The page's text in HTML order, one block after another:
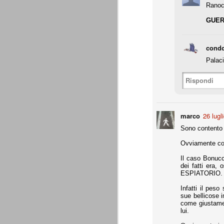
Rispondi
marco 26
Sono
Ovviamente
Il caso
dei fatti era,
ESPIATORIO.
Infatti il peso
sue bellicose
come
lui.
Gallo ha avuto proprio questa
Appunti: 3. Liste Uefa e
Queste le regole per la
La potenza di fuoco è = quota
di fuoco di una società non deve
Non conosciamo ancora il dato
mln. Ma qui dobbiamo riferirci al
Appunti: 1. Il cambiamento
Siamo poco oltre metà luglio, e il
conta e parla il campo. E, al 21
Sono andati via Storari, Pepe, Pirlo,
(nel tempo, e a suon di risultati) di